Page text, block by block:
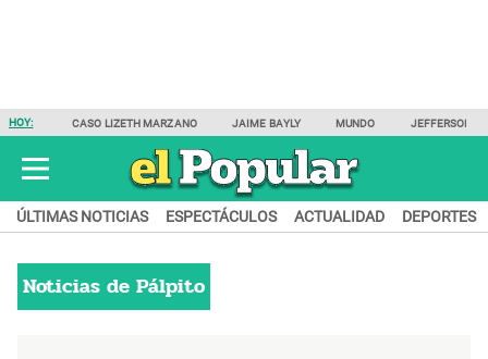
HOY: CASO LIZETH MARZANO JAIME BAYLY MUNDO JEFFERSON
ÚLTIMAS NOTICIAS ESPECTÁCULOS ACTUALIDAD DEPORTES
Noticias de Pálpito